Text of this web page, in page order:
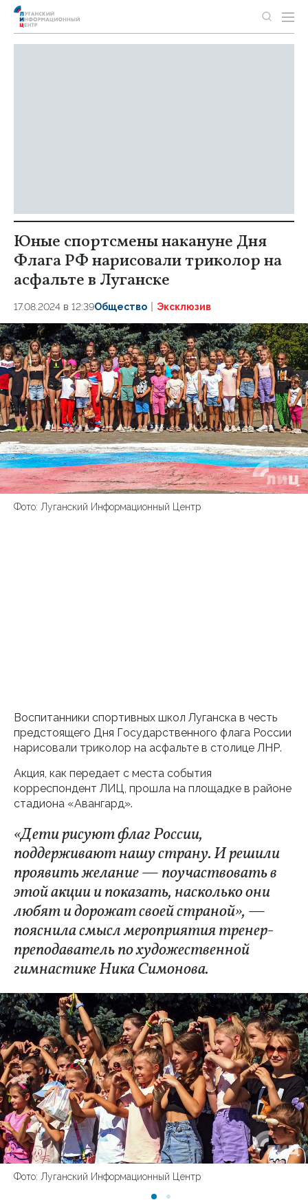
Юные спортсмены накануне Дня
Флага РФ нарисовали триколор на
асфальте в Луганске
17.08.2024 в 12:39Общество Эксклюзив
Фото: Луганский Информационный Центр
Воспитанники спортивных школ Луганска в честь
предстоящего Дня Государственного флага России
нарисовали триколор на асфальте в столице ЛНР.
Акция, как передает с места события
корреспондент ЛИЦ, прошла на площадке в районе
стадиона «Авангард».
«Дети рисуют флаг России,
поддерживают нашу страну. И решили
проявить желание — поучаствовать в
этой акции и показать, насколько они
любят и дорожат своей страной», —
пояснила смысл мероприятия тренер-
преподаватель по художественной
гимнастике Ника Симонова.
Фото: Луганский Информационный Центр